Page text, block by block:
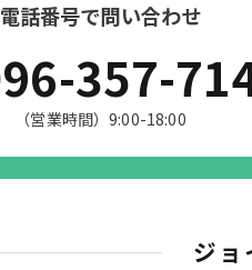
電話番号で問い合わせ
357-
（営業時間）9:00-18:00
ジョ